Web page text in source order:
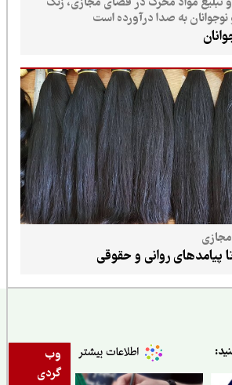
به صدا درآورده است
روانی و حقوقی
وب
گردی